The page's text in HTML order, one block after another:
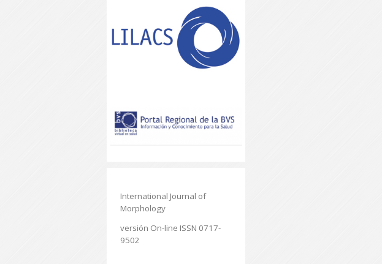
International Journal of
Morphology
versión On-line ISSN 0717-
9502